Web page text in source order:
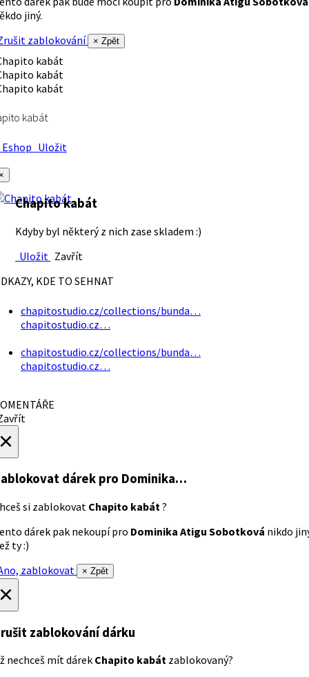
jiný.
zablokování
× Zpět
kabát
Uložit
Chapito kabát
Kdyby byl některý z nich zase skladem :)
Uložit Zavřít
KDE TO SEHNAT
chapitostudio.cz/collections/bunda…
chapitostudio.cz…
chapitostudio.cz/collections/bunda…
chapitostudio.cz…
dárek pro Dominika…
si zablokovat Chapito kabát ?
dárek pak nekoupí pro Dominika Atigu Sobotková nikdo
ty :)
zablokovat
× Zpět
zablokování dárku
nechceš mít dárek Chapito kabát zablokovaný?